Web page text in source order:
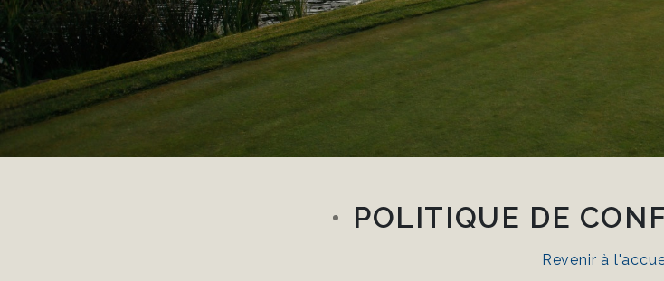
POLITIQUE DE
Revenir à